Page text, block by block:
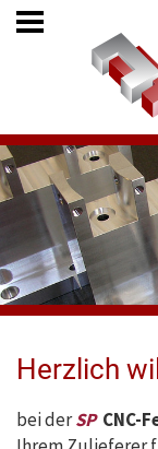
Herzlich
bei derSP CNC-